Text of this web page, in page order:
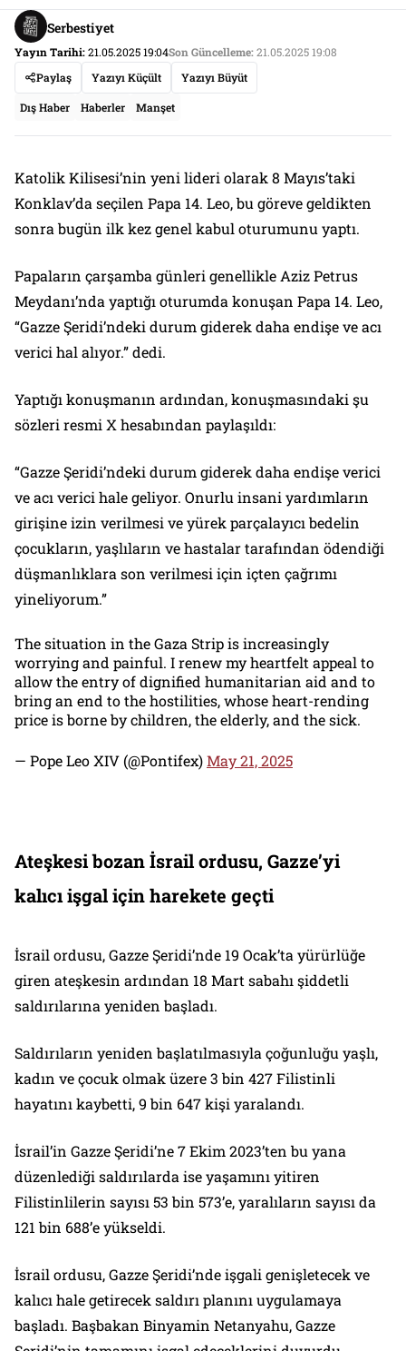
Serbestiyet
Yayın Tarihi:21.05.2025 19:04Son Güncelleme:21.05.2025 19:08
Paylaş
Yazıyı Küçült Yazıyı Büyüt
Dış Haber Haberler Manşet
Katolik Kilisesi’nin yeni lideri olarak 8 Mayıs’taki
Konklav’da seçilen Papa 14. Leo, bu göreve geldikten
sonra bugün ilk kez genel kabul oturumunu yaptı.
Papaların çarşamba günleri genellikle Aziz Petrus
Meydanı’nda yaptığı oturumda konuşan Papa 14. Leo,
“Gazze Şeridi’ndeki durum giderek daha endişe ve acı
verici hal alıyor.” dedi.
Yaptığı konuşmanın ardından, konuşmasındaki şu
sözleri resmi X hesabından paylaşıldı:
“Gazze Şeridi’ndeki durum giderek daha endişe verici
ve acı verici hale geliyor. Onurlu insani yardımların
girişine izin verilmesi ve yürek parçalayıcı bedelin
çocukların, yaşlıların ve hastalar tarafından ödendiği
düşmanlıklara son verilmesi için içten çağrımı
yineliyorum.”
The situation in the Gaza Strip is increasingly
worrying and painful. I renew my heartfelt appeal to
allow the entry of dignified humanitarian aid and to
bring an end to the hostilities, whose heart-rending
price is borne by children, the elderly, and the sick.
— Pope Leo XIV (@Pontifex)May 21, 2025
Ateşkesi bozan İsrail ordusu, Gazze’yi
kalıcı işgal için harekete geçti
İsrail ordusu, Gazze Şeridi’nde 19 Ocak’ta yürürlüğe
giren ateşkesin ardından 18 Mart sabahı şiddetli
saldırılarına yeniden başladı.
Saldırıların yeniden başlatılmasıyla çoğunluğu yaşlı,
kadın ve çocuk olmak üzere 3 bin 427 Filistinli
hayatını kaybetti, 9 bin 647 kişi yaralandı.
İsrail’in Gazze Şeridi’ne 7 Ekim 2023’ten bu yana
düzenlediği saldırılarda ise yaşamını yitiren
Filistinlilerin sayısı 53 bin 573’e, yaralıların sayısı da
121 bin 688’e yükseldi.
İsrail ordusu, Gazze Şeridi’nde işgali genişletecek ve
kalıcı hale getirecek saldırı planını uygulamaya
başladı. Başbakan Binyamin Netanyahu, Gazze